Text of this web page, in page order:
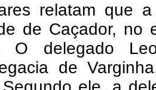
relatam que
de Caçador, no
O delegado
de